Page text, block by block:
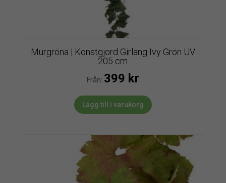
Murgröna | Konstgjord Girlang Ivy Grön UV
205 cm
Från: 399 kr
Lägg till i varukorg